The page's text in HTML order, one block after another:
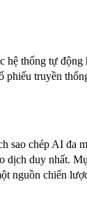
hệ thống tự
truyền
sao chép AI đa
dịch duy nhất.
nguồn chiến